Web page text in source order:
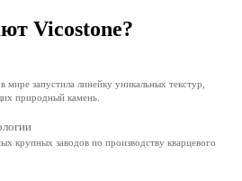
Vicostone?
мире запустила линейку уникальных текстур,
природный камень.
крупных заводов по производству кварцевого